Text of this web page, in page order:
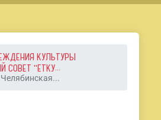
КУЛЬТУРЫ
СОВЕТ "ЕТКУ...